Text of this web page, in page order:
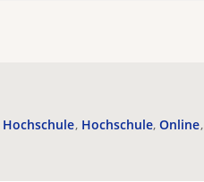
Hochschule Hochschule Online